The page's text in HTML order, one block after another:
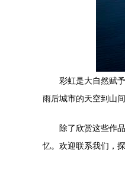
彩虹是大自然赋
雨后城市的天空到山
除了欣赏这些作
忆。欢迎联系我们，